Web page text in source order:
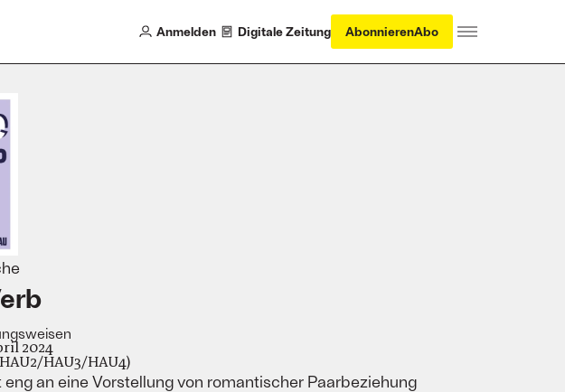
Anmelden Digitale Zeitung AbonnierenAbo
2024
HAU3/HAU4)
an eine Vorstellung von romantischer Paarbeziehung